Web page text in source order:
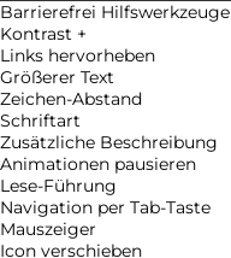
Barrierefrei Hilfswerkzeuge
Kontrast +
Links hervorheben
Größerer Text
Zeichen-Abstand
Schriftart
Zusätzliche Beschreibung
Animationen pausieren
Lese-Führung
Navigation per Tab-Taste
Mauszeiger
Icon verschieben